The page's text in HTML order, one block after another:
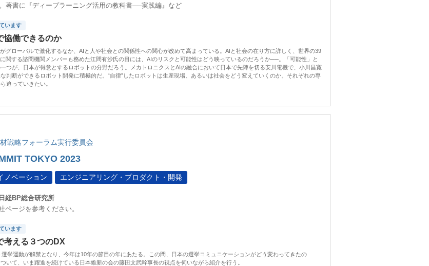
著書に『ディープラーニング活用の教科書──実践編』など
います
協働できるのか
グローバルで激化するなか、AIと人や社会との関係性への関心が改めて高まっている。AIと社会の在り方に詳しく、世界の39
関する諮問機関メンバーも務めた江間有沙氏の目には、AIのリスクと可能性はどう映っているのだろうか──。「可能性」と
つが、日本が得意とするロボットの分野だろう。メカトロニクスとAIの融合において日本で先陣を切る安川電機で、小川昌寛
判断ができるロボット開発に積極的だ。“自律”したロボットは生産現場、あるいは社会をどう変えていくのか。それぞれの専
迫っていきたい。
材戦略フォーラム実行委員会
TOKYO 2023
ノベーション エンジニアリング・プロダクト・開発
日経BP総合研究所
ページを参考ください。
います
考える３つのDX
挙運動が解禁となり、今年は10年の節目の年にあたる。この間、日本の選挙コミュニケーションがどう変わってきたの
て、いま躍進を続けている日本維新の会の藤田文武幹事長の視点を伺いながら紹介を行う。